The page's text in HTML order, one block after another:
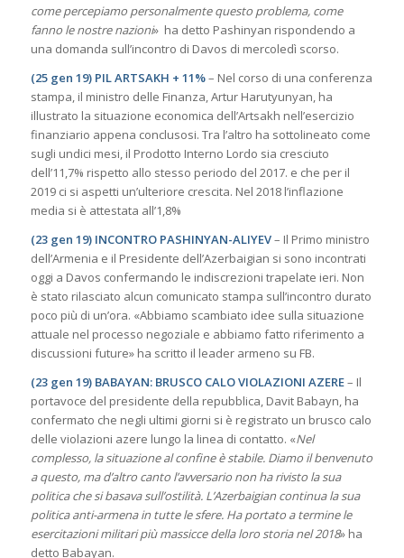
come percepiamo personalmente questo problema, come
fanno le nostre nazioni» ha detto Pashinyan rispondendo a
una domanda sull’incontro di Davos di mercoledì scorso.
(25 gen 19) PIL ARTSAKH + 11%– Nel corso di una conferenza
stampa, il ministro delle Finanza, Artur Harutyunyan, ha
illustrato la situazione economica dell’Artsakh nell’esercizio
finanziario appena conclusosi. Tra l’altro ha sottolineato come
sugli undici mesi, il Prodotto Interno Lordo sia cresciuto
dell’11,7% rispetto allo stesso periodo del 2017. e che per il
2019 ci si aspetti un’ulteriore crescita. Nel 2018 l’inflazione
media si è attestata all’1,8%
(23 gen 19) INCONTRO PASHINYAN-ALIYEV– Il Primo ministro
dell’Armenia e il Presidente dell’Azerbaigian si sono incontrati
oggi a Davos confermando le indiscrezioni trapelate ieri. Non
è stato rilasciato alcun comunicato stampa sull’incontro durato
poco più di un’ora. «Abbiamo scambiato idee sulla situazione
attuale nel processo negoziale e abbiamo fatto riferimento a
discussioni future» ha scritto il leader armeno su FB.
(23 gen 19) BABAYAN: BRUSCO CALO VIOLAZIONI AZERE– Il
portavoce del presidente della repubblica, Davit Babayn, ha
confermato che negli ultimi giorni si è registrato un brusco calo
delle violazioni azere lungo la linea di contatto. «Nel
complesso, la situazione al confine è stabile. Diamo il benvenuto
a questo, ma d’altro canto l’avversario non ha rivisto la sua
politica che si basava sull’ostilità. L’Azerbaigian continua la sua
politica anti-armena in tutte le sfere. Ha portato a termine le
esercitazioni militari più massicce della loro storia nel 2018» ha
detto Babayan.